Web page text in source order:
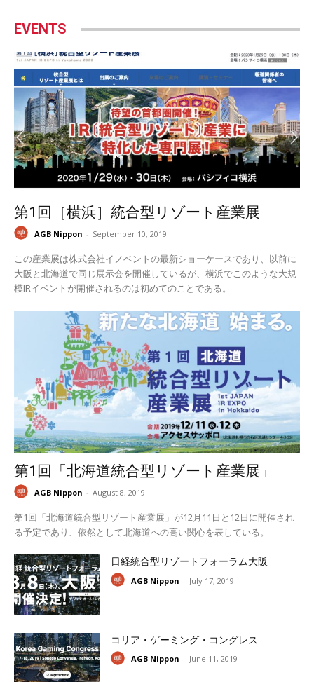
EVENTS
第1回［横浜］統合型リゾート産業展
AGB Nippon - September 10, 2019
この産業展は株式会社イノベントの最新ショーケースであり、以前に
大阪と北海道で同じ展示会を開催しているが、横浜でこのような大規
模IRイベントが開催されるのは初めてのことである。
第1回「北海道統合型リゾート産業展」
AGB Nippon - August 8, 2019
第1回「北海道統合型リゾート産業展」が12月11日と12日に開催され
る予定であり、依然として北海道への高い関心を表している。
日経統合型リゾートフォーラム大阪
AGB Nippon - July 17, 2019
コリア・ゲーミング・コングレス
AGB Nippon - June 11, 2019